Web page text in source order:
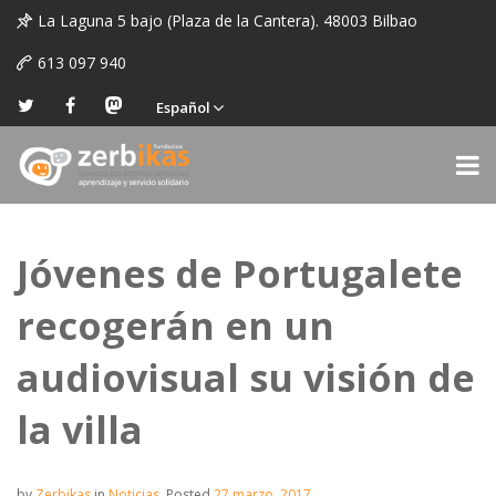
La Laguna 5 bajo (Plaza de la Cantera). 48003 Bilbao
613 097 940
Español
Jóvenes de Portugalete
recogerán en un
audiovisual su visión de
la villa